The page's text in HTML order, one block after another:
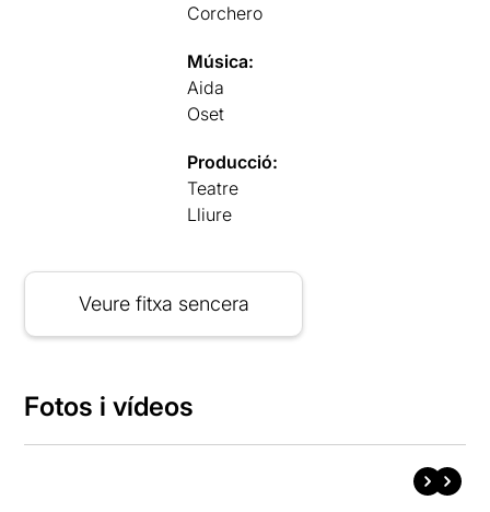
Corchero
Música:
Aida
Oset
Producció:
Teatre
Lliure
Veure fitxa sencera
Fotos i vídeos